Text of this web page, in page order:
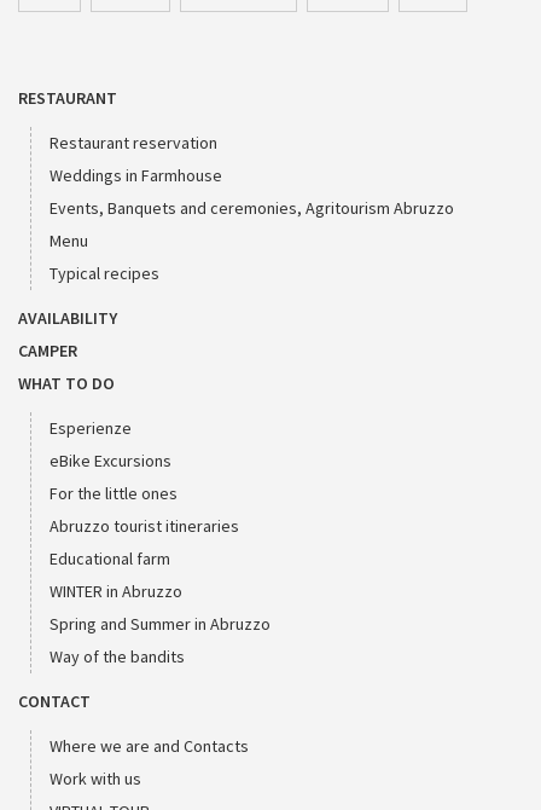
RESTAURANT
Restaurant reservation
Weddings in Farmhouse
Events, Banquets and ceremonies, Agritourism Abruzzo
Menu
Typical recipes
AVAILABILITY
CAMPER
WHAT TO DO
Esperienze
eBike Excursions
For the little ones
Abruzzo tourist itineraries
Educational farm
WINTER in Abruzzo
Spring and Summer in Abruzzo
Way of the bandits
CONTACT
Where we are and Contacts
Work with us